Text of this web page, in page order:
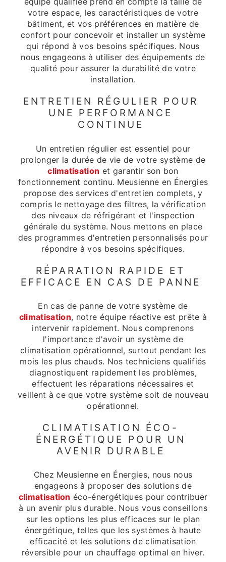
votre espace, les caractéristiques de votre
bâtiment, et vos préférences en matière de
confort pour concevoir et installer un système
qui répond à vos besoins spécifiques. Nous
nous engageons à utiliser des équipements de
qualité pour assurer la durabilité de votre
installation.
ENTRETIEN RÉGULIER POUR
UNE PERFORMANCE
CONTINUE
Un entretien régulier est essentiel pour
prolonger la durée de vie de votre système de
climatisation et garantir son bon
fonctionnement continu. Meusienne en Énergies
propose des services d'entretien complets, y
compris le nettoyage des filtres, la vérification
des niveaux de réfrigérant et l'inspection
générale du système. Nous mettons en place
des programmes d'entretien personnalisés pour
répondre à vos besoins spécifiques.
RÉPARATION RAPIDE ET
EFFICACE EN CAS DE PANNE
En cas de panne de votre système de
climatisation, notre équipe réactive est prête à
intervenir rapidement. Nous comprenons
l'importance d'avoir un système de
climatisation opérationnel, surtout pendant les
mois les plus chauds. Nos techniciens qualifiés
diagnostiquent rapidement les problèmes,
effectuent les réparations nécessaires et
veillent à ce que votre système soit de nouveau
opérationnel.
CLIMATISATION ÉCO-
ÉNERGÉTIQUE POUR UN
AVENIR DURABLE
Chez Meusienne en Énergies, nous nous
engageons à proposer des solutions de
climatisation éco-énergétiques pour contribuer
à un avenir plus durable. Nous vous conseillons
sur les options les plus efficaces sur le plan
énergétique, telles que les systèmes à haute
efficacité et les solutions de climatisation
réversible pour un chauffage optimal en hiver.